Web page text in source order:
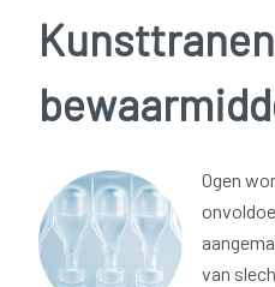
Ogen
van